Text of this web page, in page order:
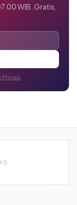
WIB. Gratis,
Privasi